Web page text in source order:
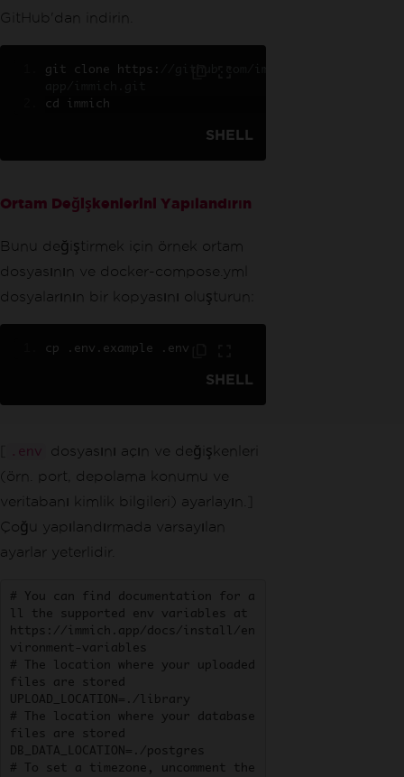
GitHub'dan indirin.
git clone https :
cd immich
SHELL
Ortam Değişkenlerini Yapılandırın
Bunu değiştirmek için örnek ortam
dosyasının ve docker-compose.yml
dosyalarının bir kopyasını oluşturun:
cp . env . example . env
SHELL
.env
dosyasını açın ve değişkenleri
(örn. port, depolama konumu ve
veritabanı kimlik bilgileri) ayarlayın.]
Çoğu yapılandırmada varsayılan
ayarlar yeterlidir.
# You can find documentation for a
ll the supported env variables at
https://immich.app/docs/install/en
vironment-variables
# The location where your uploaded
files are stored
UPLOAD_LOCATION=./library
# The location where your database
files are stored
DB_DATA_LOCATION=./postgres
# To set a timezone, uncomment the